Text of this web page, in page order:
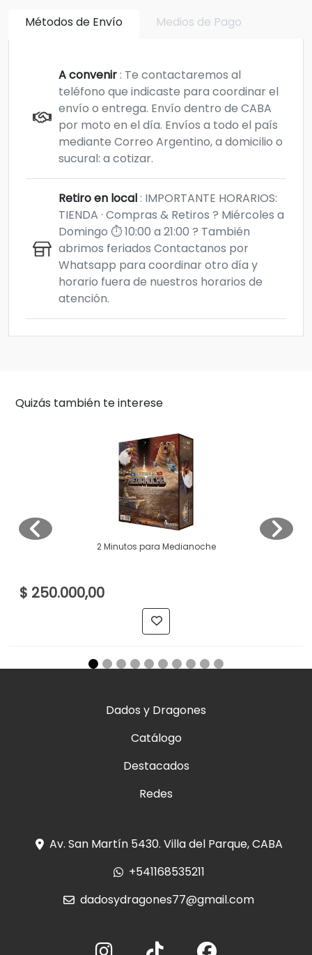
Métodos de Envío Medios de Pago
A convenir: Te contactaremos al
teléfono que indicaste para coordinar el
envío o entrega. Envío dentro de CABA
por moto en el día. Envíos a todo el país
mediante Correo Argentino, a domicilio o
sucural: a cotizar.
Retiro en local: IMPORTANTE HORARIOS:
TIENDA · Compras & Retiros ? Miércoles a
Domingo ⏱️ 10:00 a 21:00 ?️ También
abrimos feriados Contactanos por
Whatsapp para coordinar otro día y
horario fuera de nuestros horarios de
atención.
Quizás también te interese
2 Minutos para Medianoche
$ 250.000,00
Dados y Dragones
Catálogo
Destacados
Redes
Av. San Martín 5430. Villa del Parque, CABA
+541168535211
dadosydragones77@gmail.com